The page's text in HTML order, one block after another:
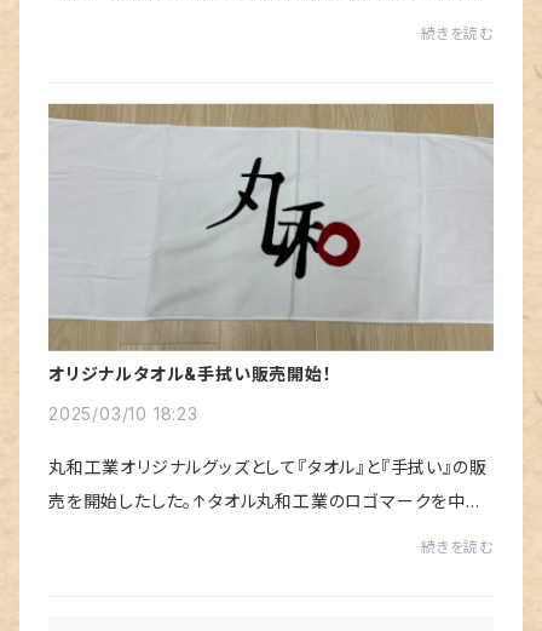
続きを読む
オリジナルタオル&手拭い販売開始！
2025/03/10 18:23
丸和工業オリジナルグッズとして『タオル』と『手拭い』の販
売を開始したした。↑タオル丸和工業のロゴマークを中央
続きを読む